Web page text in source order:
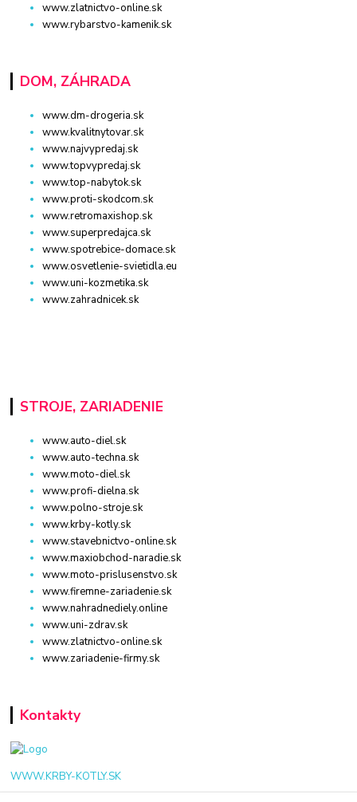
www.zlatnictvo-online.sk
www.rybarstvo-kamenik.sk
DOM, ZÁHRADA
www.dm-drogeria.sk
www.kvalitnytovar.sk
www.najvypredaj.sk
www.topvypredaj.sk
www.top-nabytok.sk
www.proti-skodcom.sk
www.retromaxishop.sk
www.superpredajca.sk
www.spotrebice-domace.sk
www.osvetlenie-svietidla.eu
www.uni-kozmetika.sk
www.zahradnicek.sk
STROJE, ZARIADENIE
www.auto-diel.sk
www.auto-techna.sk
www.moto-diel.sk
www.profi-dielna.sk
www.polno-stroje.sk
www.krby-kotly.sk
www.stavebnictvo-online.sk
www.maxiobchod-naradie.sk
www.moto-prislusenstvo.sk
www.firemne-zariadenie.sk
www.nahradnediely.online
www.uni-zdrav.sk
www.zlatnictvo-online.sk
www.zariadenie-firmy.sk
Kontakty
WWW.KRBY-KOTLY.SK